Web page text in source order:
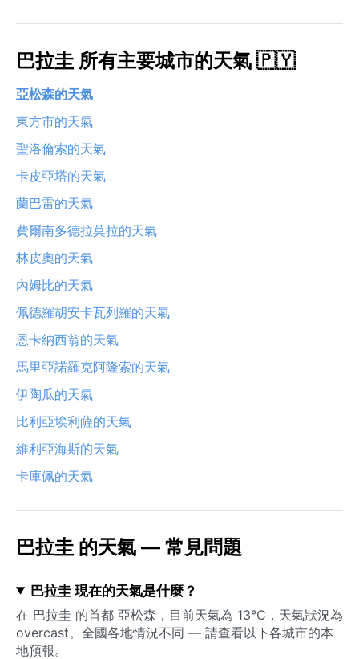
巴拉圭 所有主要城市的天氣 🇵🇾
亞松森的天氣
東方市的天氣
聖洛倫索的天氣
卡皮亞塔的天氣
蘭巴雷的天氣
費爾南多德拉莫拉的天氣
林皮奧的天氣
內姆比的天氣
佩德羅胡安卡瓦列羅的天氣
恩卡納西翁的天氣
馬里亞諾羅克阿隆索的天氣
伊陶瓜的天氣
比利亞埃利薩的天氣
維利亞海斯的天氣
卡庫佩的天氣
巴拉圭 的天氣 — 常見問題
巴拉圭 現在的天氣是什麼？
在 巴拉圭 的首都 亞松森，目前天氣為 13°C，天氣狀況為
overcast。全國各地情況不同 — 請查看以下各城市的本
地預報。